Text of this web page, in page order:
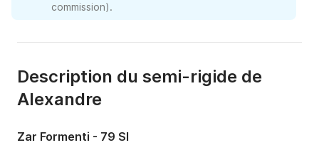
commission).
Description du semi-rigide de
Alexandre
Zar Formenti - 79 Sl